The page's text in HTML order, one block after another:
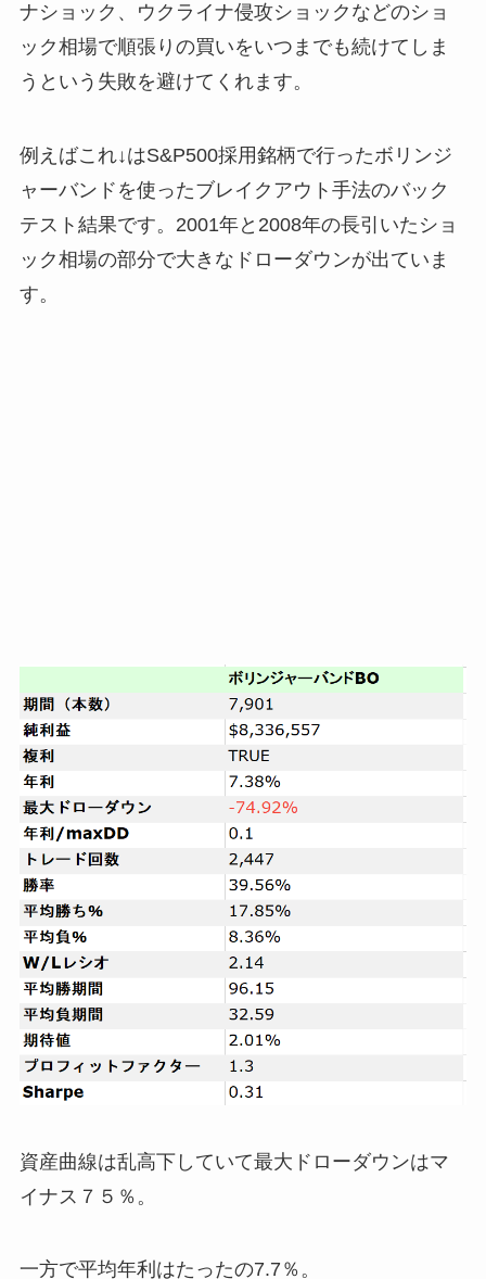
ナショック、ウクライナ侵攻ショックなどのショ
ック相場で順張りの買いをいつまでも続けてしま
うという失敗を避けてくれます。
例えばこれ↓はS&P500採用銘柄で行ったボリンジ
ャーバンドを使ったブレイクアウト手法のバック
テスト結果です。2001年と2008年の長引いたショ
ック相場の部分で大きなドローダウンが出ていま
す。
資産曲線は乱高下していて最大ドローダウンはマ
イナス７５％。
一方で平均年利はたったの7.7％。